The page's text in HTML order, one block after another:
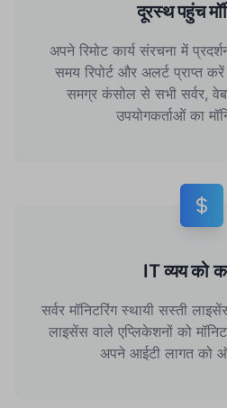
दूरस्थ पहुंच
अपने रिमोट कार्य संरचना में
समय रिपोर्ट और अलर्ट प्राप्त
समग्र कंसोल से सभी सर्वर,
उपयोगकर्ताओं का
IT व्यय को
सर्वर मॉनिटरिंग स्थायी सस्ती
लाइसेंस वाले एप्लिकेशनों को
अपने आईटी लागत को